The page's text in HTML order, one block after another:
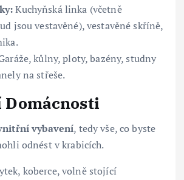
Kuchyňská linka (včetně
jsou vestavěné), vestavěné skříně,
kůlny, ploty, bazény, studny
na střeše.
vybavení, tedy vše, co byste
odnést v krabicích.
koberce, volně stojící